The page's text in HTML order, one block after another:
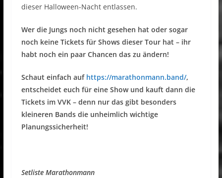
dieser Halloween-Nacht entlassen.
Wer die Jungs noch nicht gesehen hat oder sogar
noch keine Tickets für Shows dieser Tour hat – ihr
habt noch ein paar Chancen das zu ändern!
Schaut einfach auf https://marathonmann.band/,
entscheidet euch für eine Show und kauft dann die
Tickets im VVK – denn nur das gibt besonders
kleineren Bands die unheimlich wichtige
Planungssicherheit!
Setliste Marathonmann